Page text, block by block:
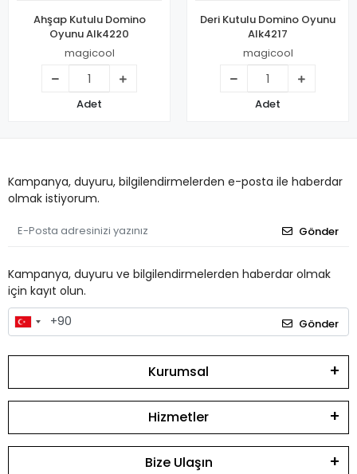
Ahşap Kutulu Domino
Oyunu Alk4220
magicool
Adet
Deri Kutulu Domino Oyunu
Alk4217
magicool
Adet
Kampanya, duyuru, bilgilendirmelerden e-posta ile haberdar
olmak istiyorum.
Gönder
Kampanya, duyuru ve bilgilendirmelerden haberdar olmak
için kayıt olun.
Gönder
Kurumsal
Hizmetler
Bize Ulaşın